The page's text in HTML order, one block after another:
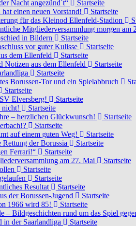
Nacht angezünd´t“
Startseite
einen neuen Vorstand!
Startseite
für das Kleinod Ellenfeld-Stadion
Mitgliederversammlung morgen am
in Bildern
Startseite
vor guter Kulisse
Startseite
dem Ellenfeld
Startseite
Notizen aus dem Ellenfeld
Startseite
Startseite
Borussen-Tor und ein Spielabbruch
Startseite
Elversberg!
Startseite
nicht!
Startseite
– herzlichen Glückwunsch!
Startseite
Startseite
auf einem guten Weg!
Startseite
der Borussia
Startseite
Ferrari!“
Startseite
am 27. Mai
Startseite
Startseite
Startseite
Resultat
Startseite
der Borussen-Jugend
Startseite
1966 wird 85!
Startseite
– Bildgeschichten rund um das Spiel
in der Saarlandliga
Startseite